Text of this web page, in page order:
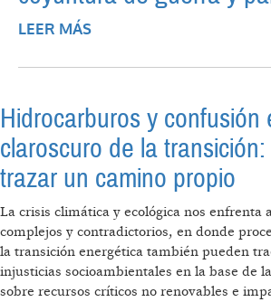
LEER MÁS
RENTA
MUNDIAL Y EN
PANDEMIA
Hidrocarburos y confusión
claroscuro de la
trazar un camino propio
La crisis climática y ecológica nos enfrenta
complejos y contradictorios, en donde
la transición energética también pueden
injusticias socioambientales en la base de
sobre recursos críticos no renovables e